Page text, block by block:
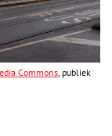
Commons , publiek